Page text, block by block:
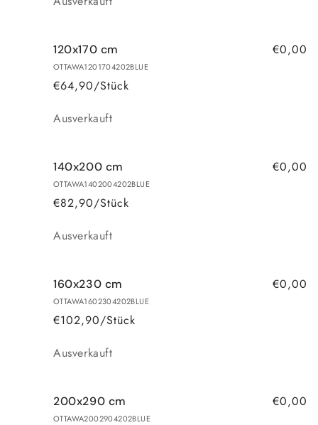
120x170 cm
OTTAWA1201704202BLUE
€64,90/Stück
€0,00
Anzahl
Ausverkauft
140x200 cm
OTTAWA1402004202BLUE
€82,90/Stück
€0,00
Anzahl
Ausverkauft
160x230 cm
OTTAWA1602304202BLUE
€102,90/Stück
€0,00
Anzahl
Ausverkauft
200x290 cm
OTTAWA2002904202BLUE
€0,00